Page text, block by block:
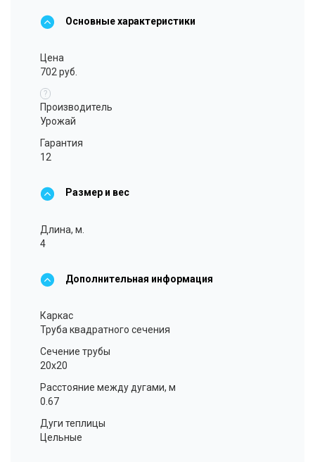
Основные характеристики
Цена
702 руб.
?
Производитель
Урожай
Гарантия
12
Размер и вес
Длина, м.
4
Дополнительная информация
Каркас
Труба квадратного сечения
Сечение трубы
20x20
Расстояние между дугами, м
0.67
Дуги теплицы
Цельные